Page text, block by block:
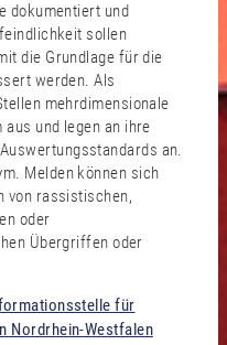
dokumentiert und
sollen
die Grundlage für die
werden. Als
mehrdimensionale
und legen an ihre
an.
Melden können sich
von rassistischen,
oder
Übergriffen oder
für
Nordrhein-Westfalen